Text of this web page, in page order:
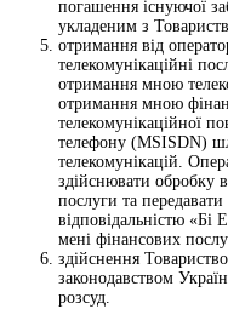
погашення існуючої
укладеним з
отримання від
телекомунікаційні
отримання мною
отримання мною
телекомунікаційної
телефону (MSISDN)
телекомунікацій.
здійснювати обробку
послуги та
відповідальністю
мені фінансових
здійснення
законодавством
розсуд.